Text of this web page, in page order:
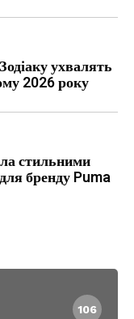
ухвалять
2026 року
стильними
бренду Puma
106